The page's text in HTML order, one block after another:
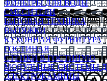
ФИЛЬТРЫ ДЛЯ ВОДЫ
СМЕСИТЕЛИ
БЫТОВАЯ ТЕХНИКА
ВЫТЯЖКИ
КУХОННАЯ ФУРНИТУРА
ГОСТИНАЯ
СТЕНКИ В ГОСТИНУЮ
МОДУЛЬНЫЕ СИСТЕМЫ
ЭЛЕКТРОКАМИНЫ